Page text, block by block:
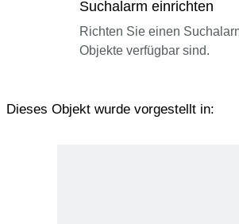
Suchalarm einrichten
Richten Sie einen
Objekte verfügbar sind.
Dieses Objekt wurde vorgestellt in: